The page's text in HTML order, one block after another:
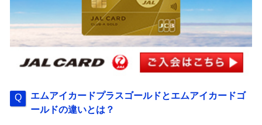
エムアイカードプラスゴールドとエムアイカードゴ
ールドの違いとは？